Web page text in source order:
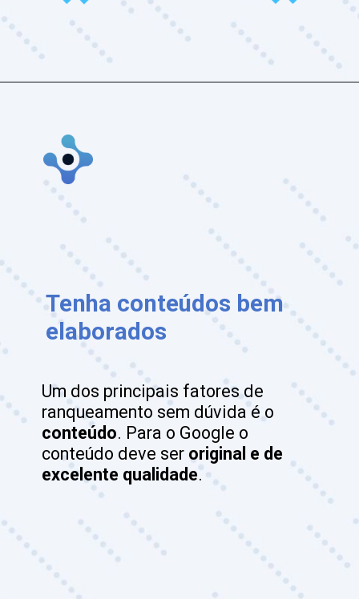
Um dos principais fatores de
conteúdo. Para o Google o
conteúdo deve ser original e de
excelente qualidade.
Tenha conteúdos bem
elaborados